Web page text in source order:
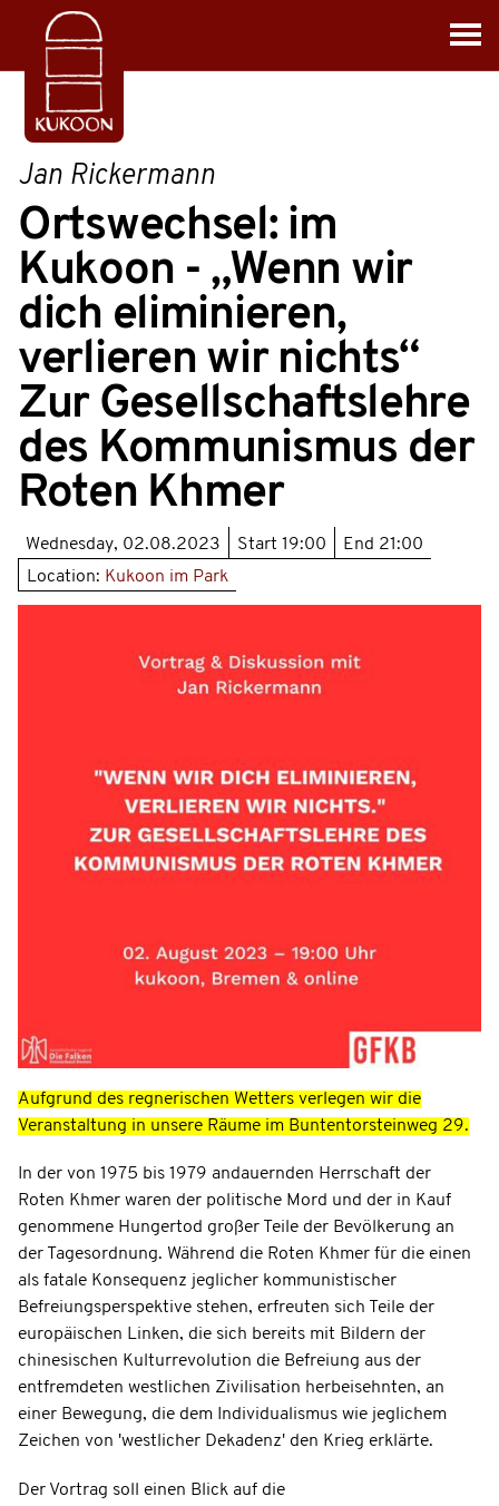
Jan Rickermann
Ortswechsel: im
Kukoon - „Wenn wir
dich eliminieren,
verlieren wir nichts“
Zur Gesellschaftslehre
des Kommunismus der
Roten Khmer
Wednesday, 02.08.2023 Start 19:00 End 21:00
Location: Kukoon im Park
Aufgrund des regnerischen Wetters verlegen wir die
Veranstaltung in unsere Räume im Buntentorsteinweg 29.
In der von 1975 bis 1979 andauernden Herrschaft der
Roten Khmer waren der politische Mord und der in Kauf
genommene Hungertod großer Teile der Bevölkerung an
der Tagesordnung. Während die Roten Khmer für die einen
als fatale Konsequenz jeglicher kommunistischer
Befreiungsperspektive stehen, erfreuten sich Teile der
europäischen Linken, die sich bereits mit Bildern der
chinesischen Kulturrevolution die Befreiung aus der
entfremdeten westlichen Zivilisation herbeisehnten, an
einer Bewegung, die dem Individualismus wie jeglichem
Zeichen von 'westlicher Dekadenz' den Krieg erklärte.
Der Vortrag soll einen Blick auf die